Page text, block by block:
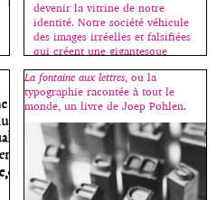
devenir la vitrine de notre
identité. Notre société véhicule
des images irréelles et falsifiées
qui créent une gigantesque
altération des réalités, il existe
une distorsion entre le corps
réel et celui que l’on porte dans
sa tête. Simulacre propose donc
de parcourir […]
La fontaine aux lettres, ou la
typographie racontée à tout le
monde, un livre de Joep Pohlen.